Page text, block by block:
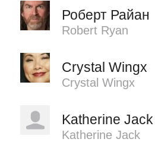
Роберт Райан
Robert Ryan
Crystal Wingx
Crystal Wingx
Katherine Jack
Katherine Jack